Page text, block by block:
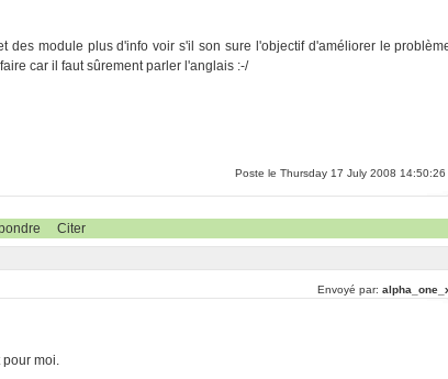
module plus d'info voir s'il son sure l'objectif d'améliorer le
car il faut sûrement parler l'anglais :-/
Poste le Thursday 17 July 2008 14:50:26
Citer
Envoyé par:
pour moi.